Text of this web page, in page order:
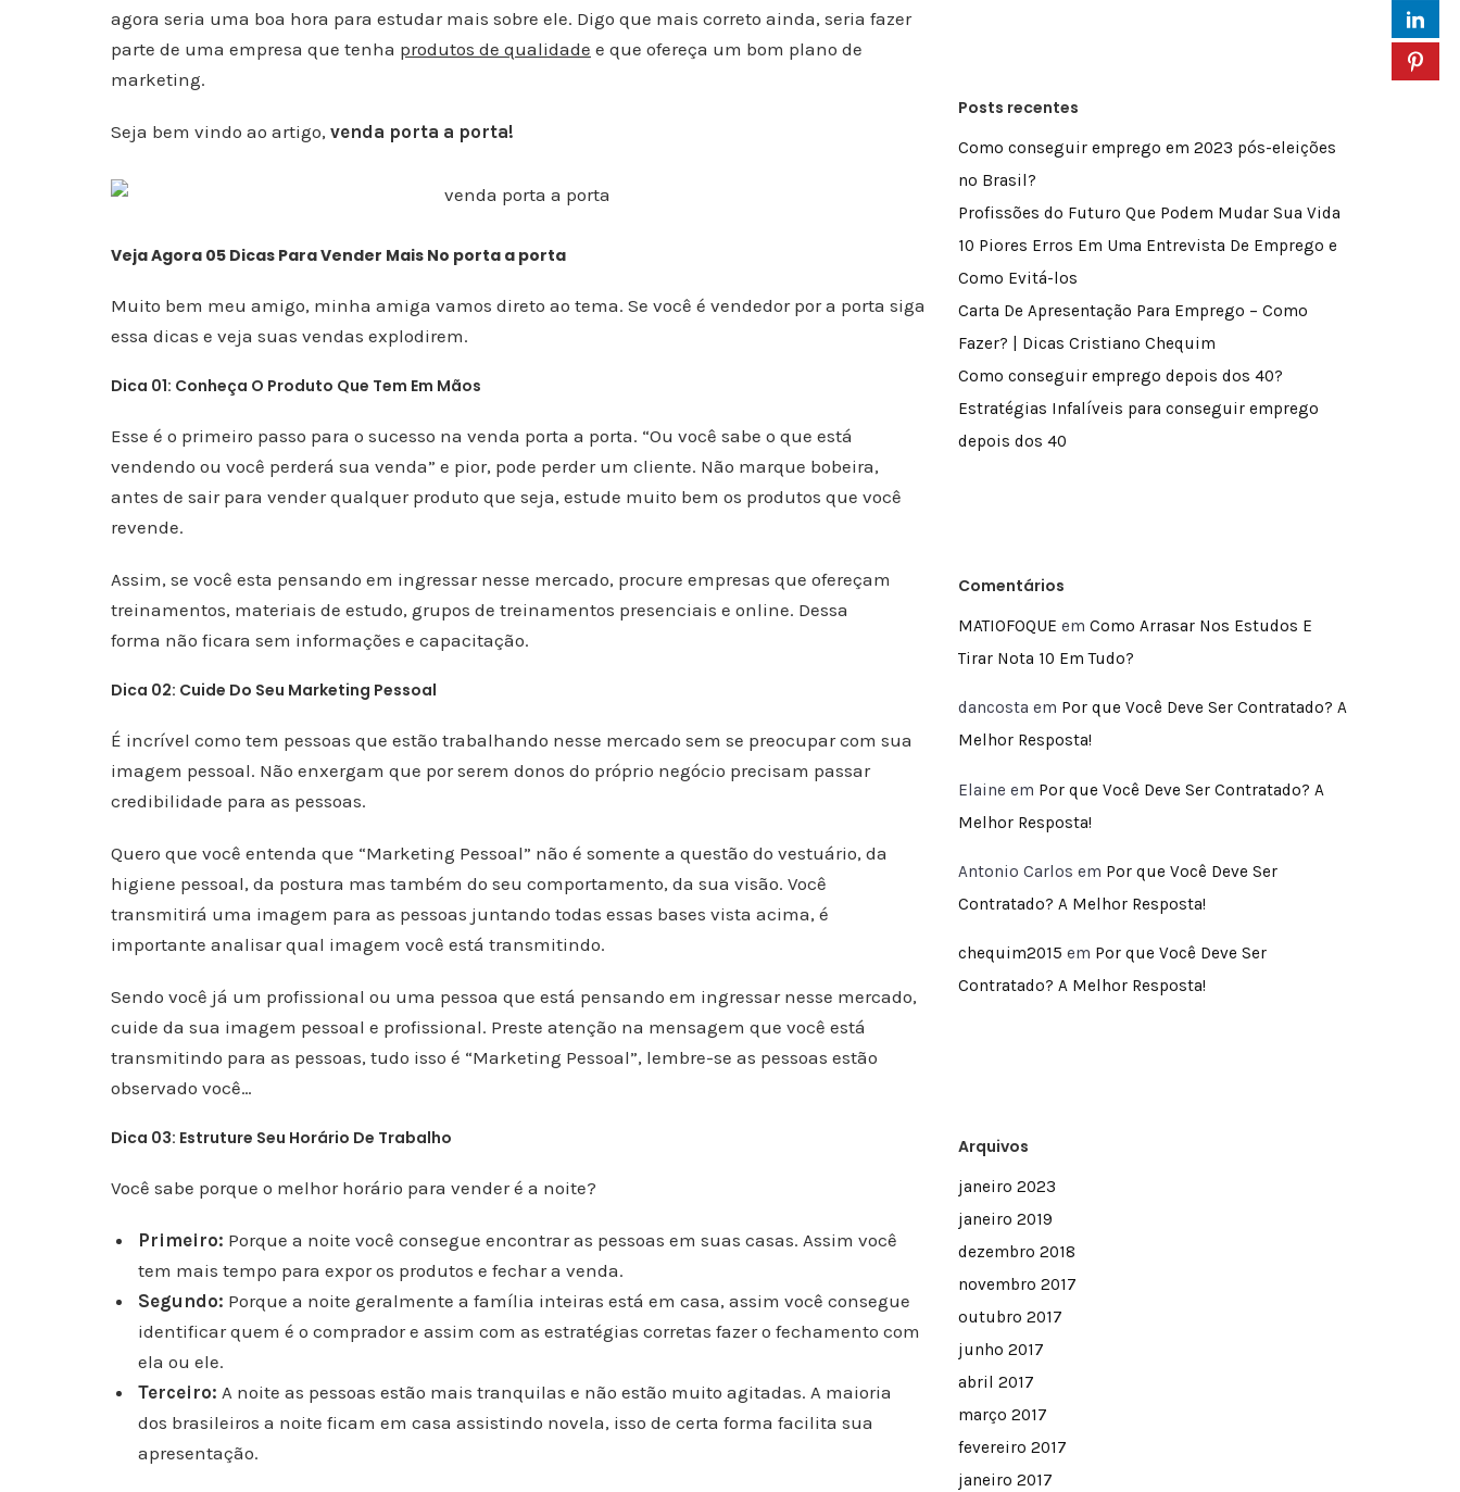
agora seria uma boa hora para estudar mais sobre ele. Digo que mais correto ainda, seria fazer
parte de uma empresa que tenha produtos de qualidade e que ofereça um bom plano de
marketing.
Seja bem vindo ao artigo, venda porta a porta!
Veja Agora 05 Dicas Para Vender Mais No porta a porta
Muito bem meu amigo, minha amiga vamos direto ao tema. Se você é vendedor por a porta siga
essa dicas e veja suas vendas explodirem.
Dica 01: Conheça O Produto Que Tem Em Mãos
Esse é o primeiro passo para o sucesso na venda porta a porta. “Ou você sabe o que está
vendendo ou você perderá sua venda” e pior, pode perder um cliente. Não marque bobeira,
antes de sair para vender qualquer produto que seja, estude muito bem os produtos que você
revende.
Assim, se você esta pensando em ingressar nesse mercado, procure empresas que ofereçam
treinamentos, materiais de estudo, grupos de treinamentos presenciais e online. Dessa
forma não ficara sem informações e capacitação.
Dica 02: Cuide Do Seu Marketing Pessoal
É incrível como tem pessoas que estão trabalhando nesse mercado sem se preocupar com sua
imagem pessoal. Não enxergam que por serem donos do próprio negócio precisam passar
credibilidade para as pessoas.
Quero que você entenda que “Marketing Pessoal” não é somente a questão do vestuário, da
higiene pessoal, da postura mas também do seu comportamento, da sua visão. Você
transmitirá uma imagem para as pessoas juntando todas essas bases vista acima, é
importante analisar qual imagem você está transmitindo.
Sendo você já um profissional ou uma pessoa que está pensando em ingressar nesse mercado,
cuide da sua imagem pessoal e profissional. Preste atenção na mensagem que você está
transmitindo para as pessoas, tudo isso é “Marketing Pessoal”, lembre-se as pessoas estão
observado você…
Dica 03: Estruture Seu Horário De Trabalho
Você sabe porque o melhor horário para vender é a noite?
Primeiro: Porque a noite você consegue encontrar as pessoas em suas casas. Assim você
tem mais tempo para expor os produtos e fechar a venda.
Segundo: Porque a noite geralmente a família inteiras está em casa, assim você consegue
identificar quem é o comprador e assim com as estratégias corretas fazer o fechamento com
ela ou ele.
Terceiro: A noite as pessoas estão mais tranquilas e não estão muito agitadas. A maioria
dos brasileiros a noite ficam em casa assistindo novela, isso de certa forma facilita sua
apresentação.
Posts recentes
Como conseguir emprego em 2023 pós-eleições
no Brasil?
Profissões do Futuro Que Podem Mudar Sua Vida
10 Piores Erros Em Uma Entrevista De Emprego e
Como Evitá-los
Carta De Apresentação Para Emprego – Como
Fazer? | Dicas Cristiano Chequim
Como conseguir emprego depois dos 40?
Estratégias Infalíveis para conseguir emprego
depois dos 40
Comentários
MATIOFOQUE em Como Arrasar Nos Estudos E
Tirar Nota 10 Em Tudo?
dancosta em Por que Você Deve Ser Contratado? A
Melhor Resposta!
Elaine em Por que Você Deve Ser Contratado? A
Melhor Resposta!
Antonio Carlos em Por que Você Deve Ser
Contratado? A Melhor Resposta!
chequim2015 em Por que Você Deve Ser
Contratado? A Melhor Resposta!
Arquivos
janeiro 2023
janeiro 2019
dezembro 2018
novembro 2017
outubro 2017
junho 2017
abril 2017
março 2017
fevereiro 2017
janeiro 2017